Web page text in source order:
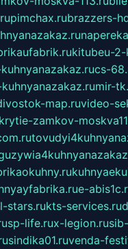
pimchax.rubrazzers-
kitubeu-2-
cs-
mir-
map.ruvideo-
zamkov-
e-
stars.rukts-services.ru
sp-life.rux-legion.ru
sindika01.ruvenda-